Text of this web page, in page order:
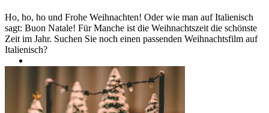
Ho, ho, ho und Frohe Weihnachten! Oder wie man auf Italienisch
sagt: Buon Natale! Für Manche ist die Weihnachtszeit die schönste
Zeit im Jahr. Suchen Sie noch einen passenden Weihnachtsfilm auf
Italienisch?